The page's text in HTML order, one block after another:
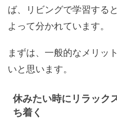
ば、リビングで学習する
よって分かれています。
まずは、一般的なメリッ
いと思います。
休みたい時にリラック
ち着く